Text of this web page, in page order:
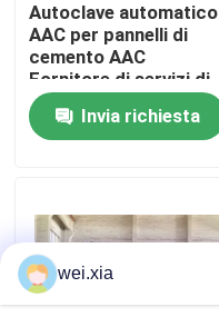
Controllo della qualità
Contattaci
Casi
Autoclave automatico
AAC per pannelli di
cemento AAC
Fornitore di servizi di
produzione
Invia richiesta
wei.xia